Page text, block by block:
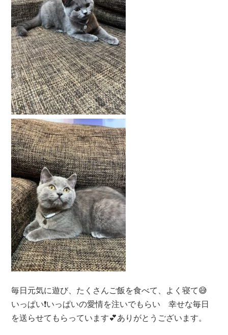
毎日元気に遊び、たくさんご飯を食べて、よく寝て😅
いっぱい❗いっぱいの愛情を注いでもらい 幸せな毎日
を送らせてもらっています💕ありがとうございます。